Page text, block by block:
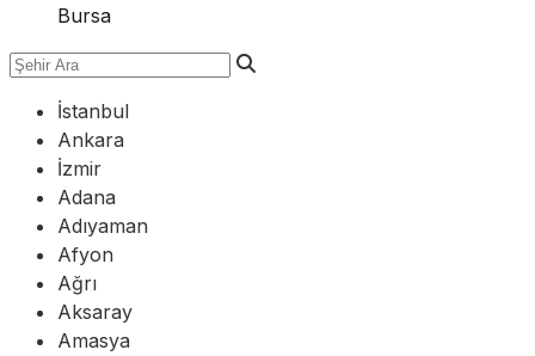
Bursa
İstanbul
Ankara
İzmir
Adana
Adıyaman
Afyon
Ağrı
Aksaray
Amasya